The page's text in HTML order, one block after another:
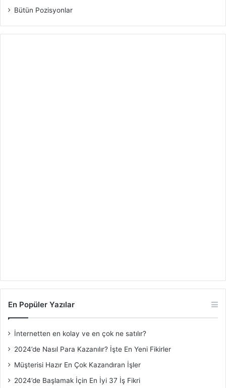
Bütün Pozisyonlar
En Popüler Yazılar
İnternetten en kolay ve en çok ne satılır?
2024’de Nasıl Para Kazanılır? İşte En Yeni Fikirler
Müşterisi Hazır En Çok Kazandıran İşler
2024’de Başlamak İçin En İyi 37 İş Fikri